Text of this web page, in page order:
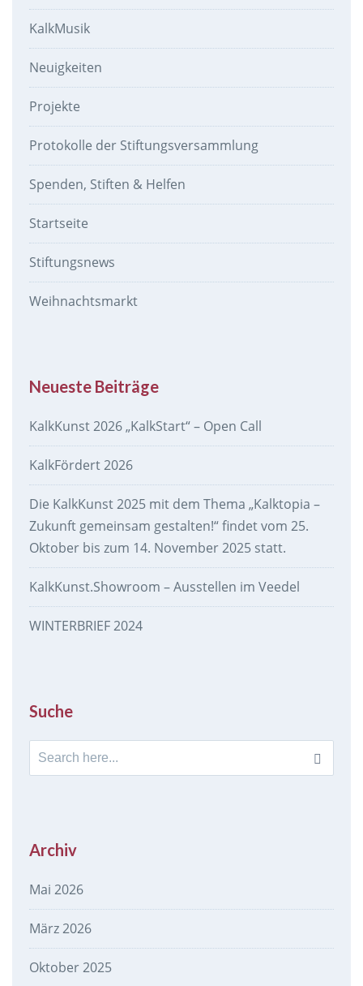
KalkMusik
Neuigkeiten
Projekte
Protokolle der Stiftungsversammlung
Spenden, Stiften & Helfen
Startseite
Stiftungsnews
Weihnachtsmarkt
Neueste Beiträge
KalkKunst 2026 „KalkStart“ – Open Call
KalkFördert 2026
Die KalkKunst 2025 mit dem Thema „Kalktopia –
Zukunft gemeinsam gestalten!“ findet vom 25.
Oktober bis zum 14. November 2025 statt.
KalkKunst.Showroom – Ausstellen im Veedel
WINTERBRIEF 2024
Suche
Search
for:
Archiv
Mai 2026
März 2026
Oktober 2025